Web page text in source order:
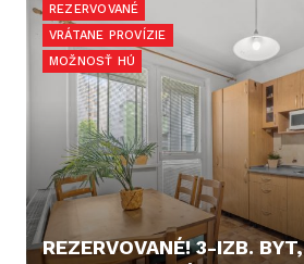
REZERVOVANÉ
VRÁTANE PROVÍZIE
MOŽNOSŤ HÚ
REZERVOVANÉ! 3-IZB. BYT,